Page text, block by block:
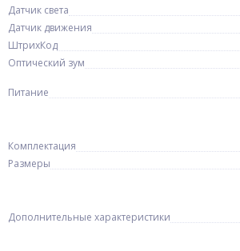
Датчик света
Датчик движения
ШтрихКод
Оптический зум
Питание
Комплектация
Размеры
Дополнительные характеристики